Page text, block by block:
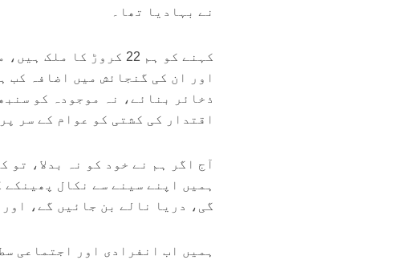
نے بہادیا تھا۔
اور ان کی گنجائش میں اضافہ کب
ذخائر بنائے، نہ موجودہ کو
اقتدار کی کشتی کو عوام کے سر
آج اگر ہم نے خود کو نہ بدلا،
ہمیں اپنے سینے سے نکال
گی، دریا نالے بن جائیں گے،
ہمیں اب انفرادی اور اجتماعی